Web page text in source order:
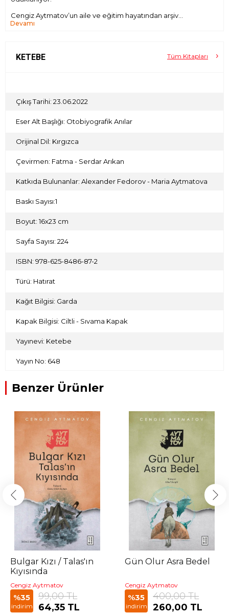
Cengiz Aytmatov’un aile ve eğitim hayatından arşiv
görüntüleri ve geniş bir koleksiyondan özenle seçilen
da aynı şekilde sanatçının manevi temelini oluşturur.''
Devamı
KETEBE Tüm Kitapları
Çıkış Tarihi: 23.06.2022
Eser Alt Başlığı: Otobiyografik Anılar
Orijinal Dil: Kırgızca
Çevirmen: Fatma - Serdar Arıkan
Katkıda Bulunanlar: Alexander Fedorov - Maria Aytmatova
Baskı Sayısı:1
Boyut: 16x23 cm
Sayfa Sayısı: 224
ISBN: 978-625-8486-87-2
Türü: Hatırat
Kağıt Bilgisi: Garda
Kapak Bilgisi: Ciltli - Sıvama Kapak
Yayınevi: Ketebe
Yayın No: 648
Benzer Ürünler
Bulgar Kızı / Talas'ın
Kıyısında
Cengiz Aytmatov
%35
indirim
99,00 TL
64,35 TL
Gün Olur Asra Bedel
Cengiz Aytmatov
%35
indirim
400,00 TL
260,00 TL